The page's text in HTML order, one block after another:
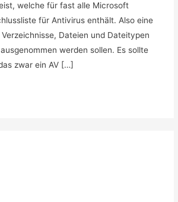
welche für fast alle Microsoft
für Antivirus enthält. Also eine
Dateien und Dateitypen
werden sollen. Es sollte
zwar ein AV […]